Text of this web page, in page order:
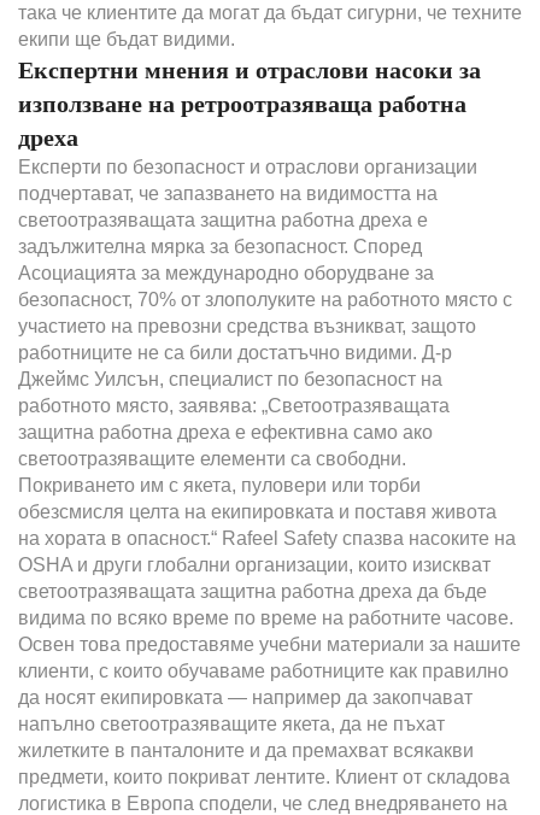
така че клиентите да могат да бъдат сигурни, че техните
екипи ще бъдат видими.
Експертни мнения и отраслови насоки за
използване на ретроотразяваща работна
дреха
Експерти по безопасност и отраслови организации
подчертават, че запазването на видимостта на
светоотразяващата защитна работна дреха е
задължителна мярка за безопасност. Според
Асоциацията за международно оборудване за
безопасност, 70% от злополуките на работното място с
участието на превозни средства възникват, защото
работниците не са били достатъчно видими. Д-р
Джеймс Уилсън, специалист по безопасност на
работното място, заявява: „Светоотразяващата
защитна работна дреха е ефективна само ако
светоотразяващите елементи са свободни.
Покриването им с якета, пуловери или торби
обезсмисля целта на екипировката и поставя живота
на хората в опасност.“ Rafeel Safety спазва насоките на
OSHA и други глобални организации, които изискват
светоотразяващата защитна работна дреха да бъде
видима по всяко време по време на работните часове.
Освен това предоставяме учебни материали за нашите
клиенти, с които обучаваме работниците как правилно
да носят екипировката — например да закопчават
напълно светоотразяващите якета, да не пъхат
жилетките в панталоните и да премахват всякакви
предмети, които покриват лентите. Клиент от складова
логистика в Европа сподели, че след внедряването на